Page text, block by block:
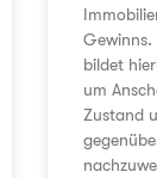
Gewinns.
bildet
um
Zustand